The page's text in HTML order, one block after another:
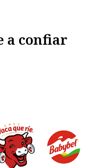
a confiar